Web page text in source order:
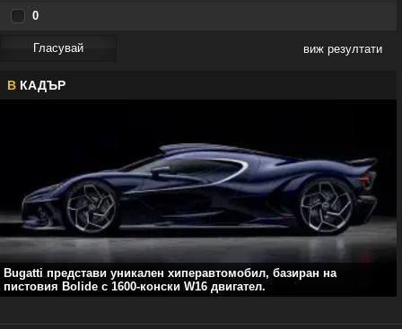
0
виж резултати
В КАДЪР
Bugatti представи уникален хиперавтомобил, базиран на
пистовия Bolide с 1600-конски W16 двигател.